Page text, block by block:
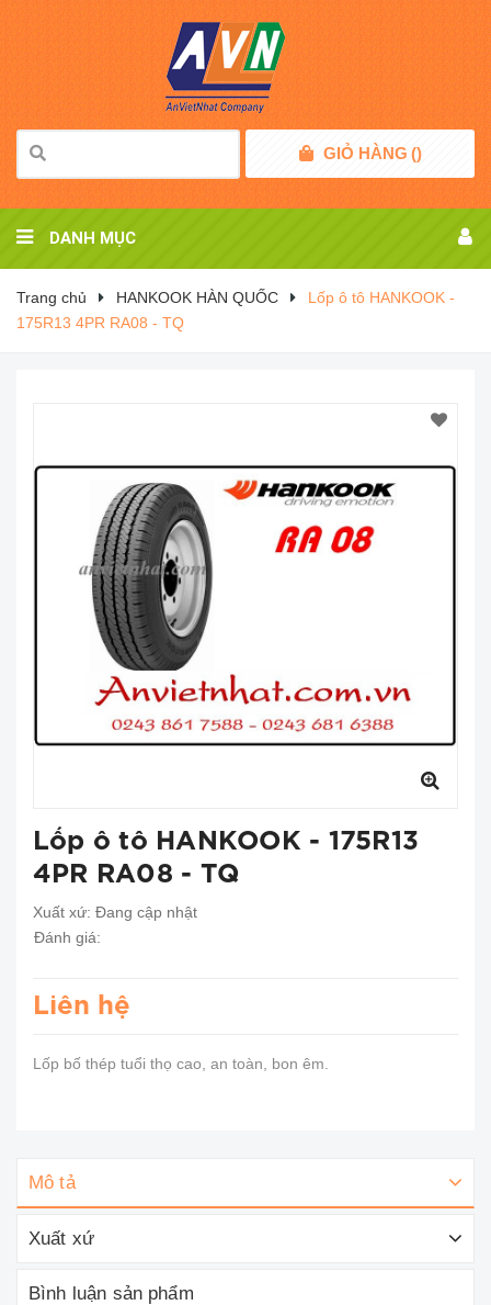
GIỎ HÀNG ()
DANH MỤC
Trang chủ HANKOOK HÀN QUỐC
Lốp ô tô HANKOOK -
175R13 4PR RA08 - TQ
Lốp ô tô HANKOOK - 175R13
4PR RA08 - TQ
Xuất xứ: Đang cập nhật
Đánh giá:
Liên hệ
Lốp bố thép tuổi thọ cao, an toàn, bon êm.
Mô tả
Xuất xứ
Bình luận sản phẩm